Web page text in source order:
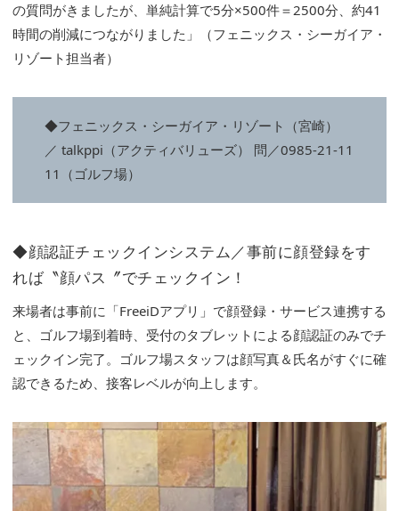
の質問がきましたが、単純計算で5分×500件＝2500分、約41
時間の削減につながりました」（フェニックス・シーガイア・
リゾート担当者）
◆フェニックス・シーガイア・リゾート（宮崎）
／ talkppi（アクティバリューズ） 問／0985-21-11
11（ゴルフ場）
◆顔認証チェックインシステム／事前に顔登録をす
れば〝顔パス〞でチェックイン！
来場者は事前に「FreeiDアプリ」で顔登録・サービス連携する
と、ゴルフ場到着時、受付のタブレットによる顔認証のみでチ
ェックイン完了。ゴルフ場スタッフは顔写真＆氏名がすぐに確
認できるため、接客レベルが向上します。